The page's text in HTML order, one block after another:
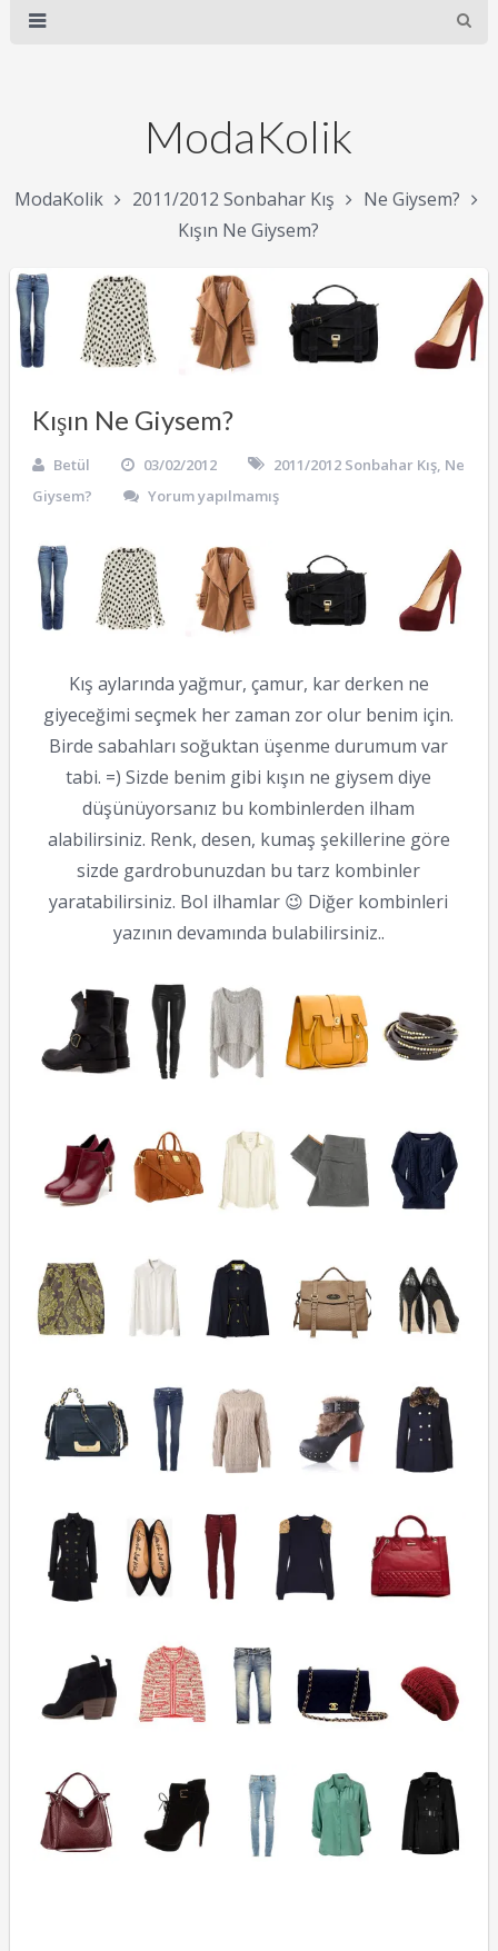
ModaKolik
ModaKolik 2011/2012 Sonbahar Kış
Ne Giysem?
Kışın Ne Giysem?
Kışın Ne Giysem?
Betül 03/02/2012 2011/2012 Sonbahar Kış, Ne
Giysem?
Yorum yapılmamış
Kış aylarında yağmur, çamur, kar derken ne
giyeceğimi seçmek her zaman zor olur benim için.
Birde sabahları soğuktan üşenme durumum var
tabi. =) Sizde benim gibi kışın ne giysem diye
düşünüyorsanız bu kombinlerden ilham
alabilirsiniz. Renk, desen, kumaş şekillerine göre
sizde gardrobunuzdan bu tarz kombinler
yaratabilirsiniz. Bol ilhamlar 😉 Diğer kombinleri
yazının devamında bulabilirsiniz..